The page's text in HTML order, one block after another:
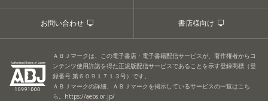
お問い合わせ 書店様向け
ＡＢＪマークは、この電子書店・電子書籍配信サービスが、著作権者からコ
ンテンツ使用許諾を得た正規版配信サービスであることを示す登録商標（登
録番号 第６０９１７１３号）です。
ＡＢＪマークの詳細、ＡＢＪマークを掲示しているサービスの一覧はこち
ら。 https://aebs.or.jp/